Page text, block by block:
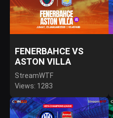
FENERBAHCE VS
ASTON VILLA
StreamWTF
Views: 1283